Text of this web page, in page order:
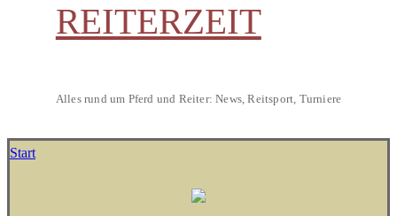
REITERZEIT
Alles rund um Pferd und Reiter: News, Reitsport, Turniere
Start